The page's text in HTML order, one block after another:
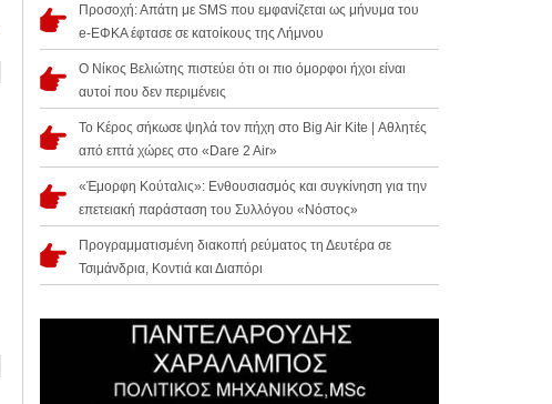
Προσοχή: Απάτη με SMS που εμφανίζεται ως μήνυμα του
e-ΕΦΚΑ έφτασε σε κατοίκους της Λήμνου
Ο Νίκος Βελιώτης πιστεύει ότι οι πιο όμορφοι ήχοι είναι
αυτοί που δεν περιμένεις
Το Κέρος σήκωσε ψηλά τον πήχη στο Big Air Kite | Αθλητές
από επτά χώρες στο «Dare 2 Air»
«Έμορφη Κούταλις»: Ενθουσιασμός και συγκίνηση για την
επετειακή παράσταση του Συλλόγου «Νόστος»
Προγραμματισμένη διακοπή ρεύματος τη Δευτέρα σε
Τσιμάνδρια, Κοντιά και Διαπόρι